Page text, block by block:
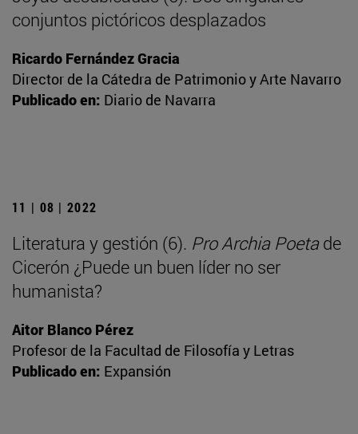
conjuntos pictóricos desplazados
Ricardo Fernández Gracia
Director de la Cátedra de Patrimonio y Arte Navarro
Publicado en: Diario de Navarra
11 | 08 | 2022
Literatura y gestión (6). Pro Archia Poetade
Cicerón ¿Puede un buen líder no ser
humanista?
Aitor Blanco Pérez
Profesor de la Facultad de Filosofía y Letras
Publicado en: Expansión